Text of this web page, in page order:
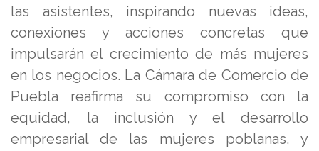
las asistentes, inspirando nuevas ideas,
conexiones y acciones concretas que
impulsarán el crecimiento de más mujeres
en los negocios. La Cámara de Comercio de
Puebla reafirma su compromiso con la
equidad, la inclusión y el desarrollo
empresarial de las mujeres poblanas, y